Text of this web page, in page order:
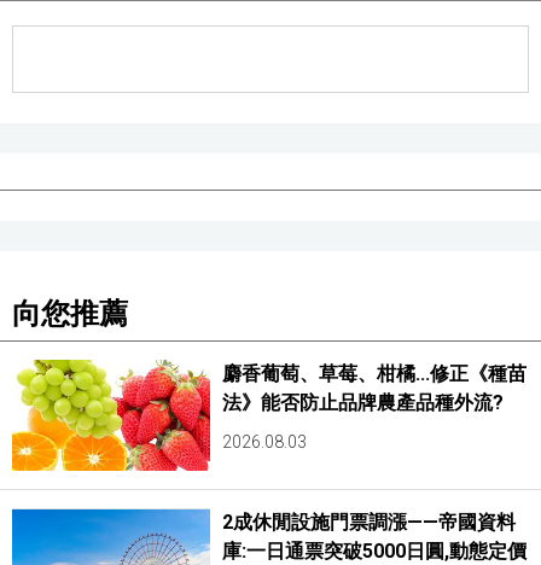
向您推薦
麝香葡萄、草莓、柑橘...修正《種苗
法》能否防止品牌農產品種外流?
2026.08.03
2成休閒設施門票調漲——帝國資料
庫:一日通票突破5000日圓,動態定價